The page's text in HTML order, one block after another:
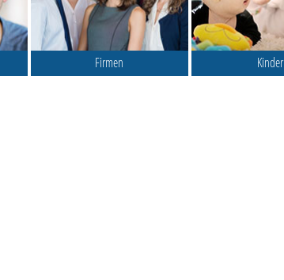
Firmen Kinder